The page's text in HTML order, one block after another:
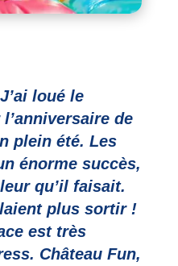
loué le
de
plein été. Les
énorme succès,
qu’il faisait.
plus sortir !
est très
Château Fun,